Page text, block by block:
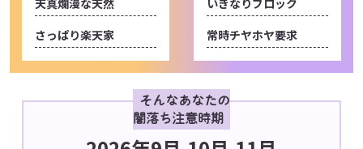
さっぱり楽天家
常時チヤホヤ要求
そんなあなたの
闇落ち注意時期